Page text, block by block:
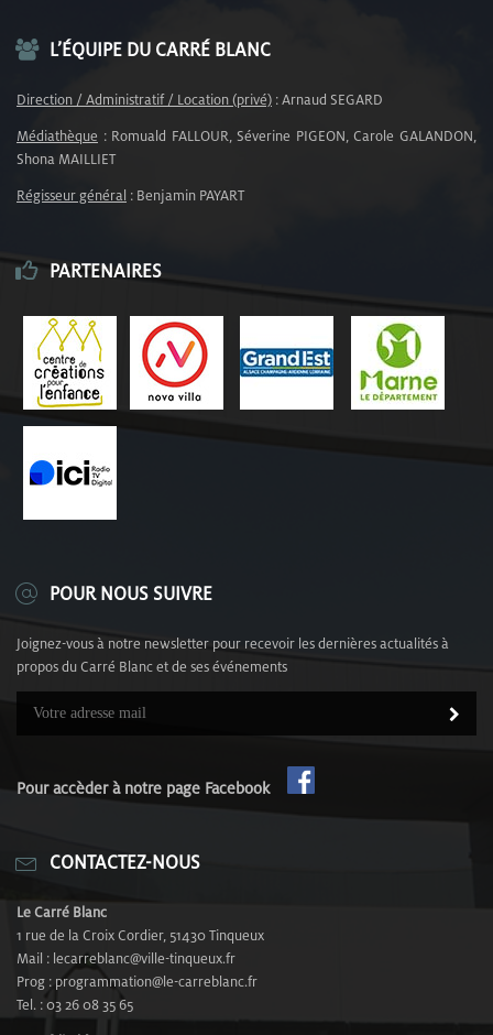
L’ÉQUIPE DU CARRÉ BLANC
Direction / Administratif / Location (privé) : Arnaud SEGARD
Médiathèque : Romuald FALLOUR, Séverine PIGEON, Carole GALANDON,
Shona MAILLIET
Régisseur général : Benjamin PAYART
PARTENAIRES
POUR NOUS SUIVRE
Joignez-vous à notre newsletter pour recevoir les dernières actualités à
propos du Carré Blanc et de ses événements
Pour accèder à notre page Facebook
CONTACTEZ-NOUS
Le Carré Blanc
1 rue de la Croix Cordier, 51430 Tinqueux
Mail : lecarreblanc@ville-tinqueux.fr
Prog : programmation@le-carreblanc.fr
Tel. : 03 26 08 35 65